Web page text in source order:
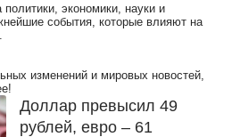
экономики, науки и
события, которые влияют на
изменений и мировых новостей,
Доллар превысил 49
рублей, евро – 61